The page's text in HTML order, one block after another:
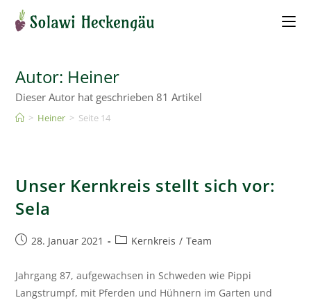
Autor: Heiner
Dieser Autor hat geschrieben 81 Artikel
> Heiner > Seite 14
Unser Kernkreis stellt sich vor:
Sela
28. Januar 2021 Kernkreis / Team
Jahrgang 87, aufgewachsen in Schweden wie Pippi
Langstrumpf, mit Pferden und Hühnern im Garten und